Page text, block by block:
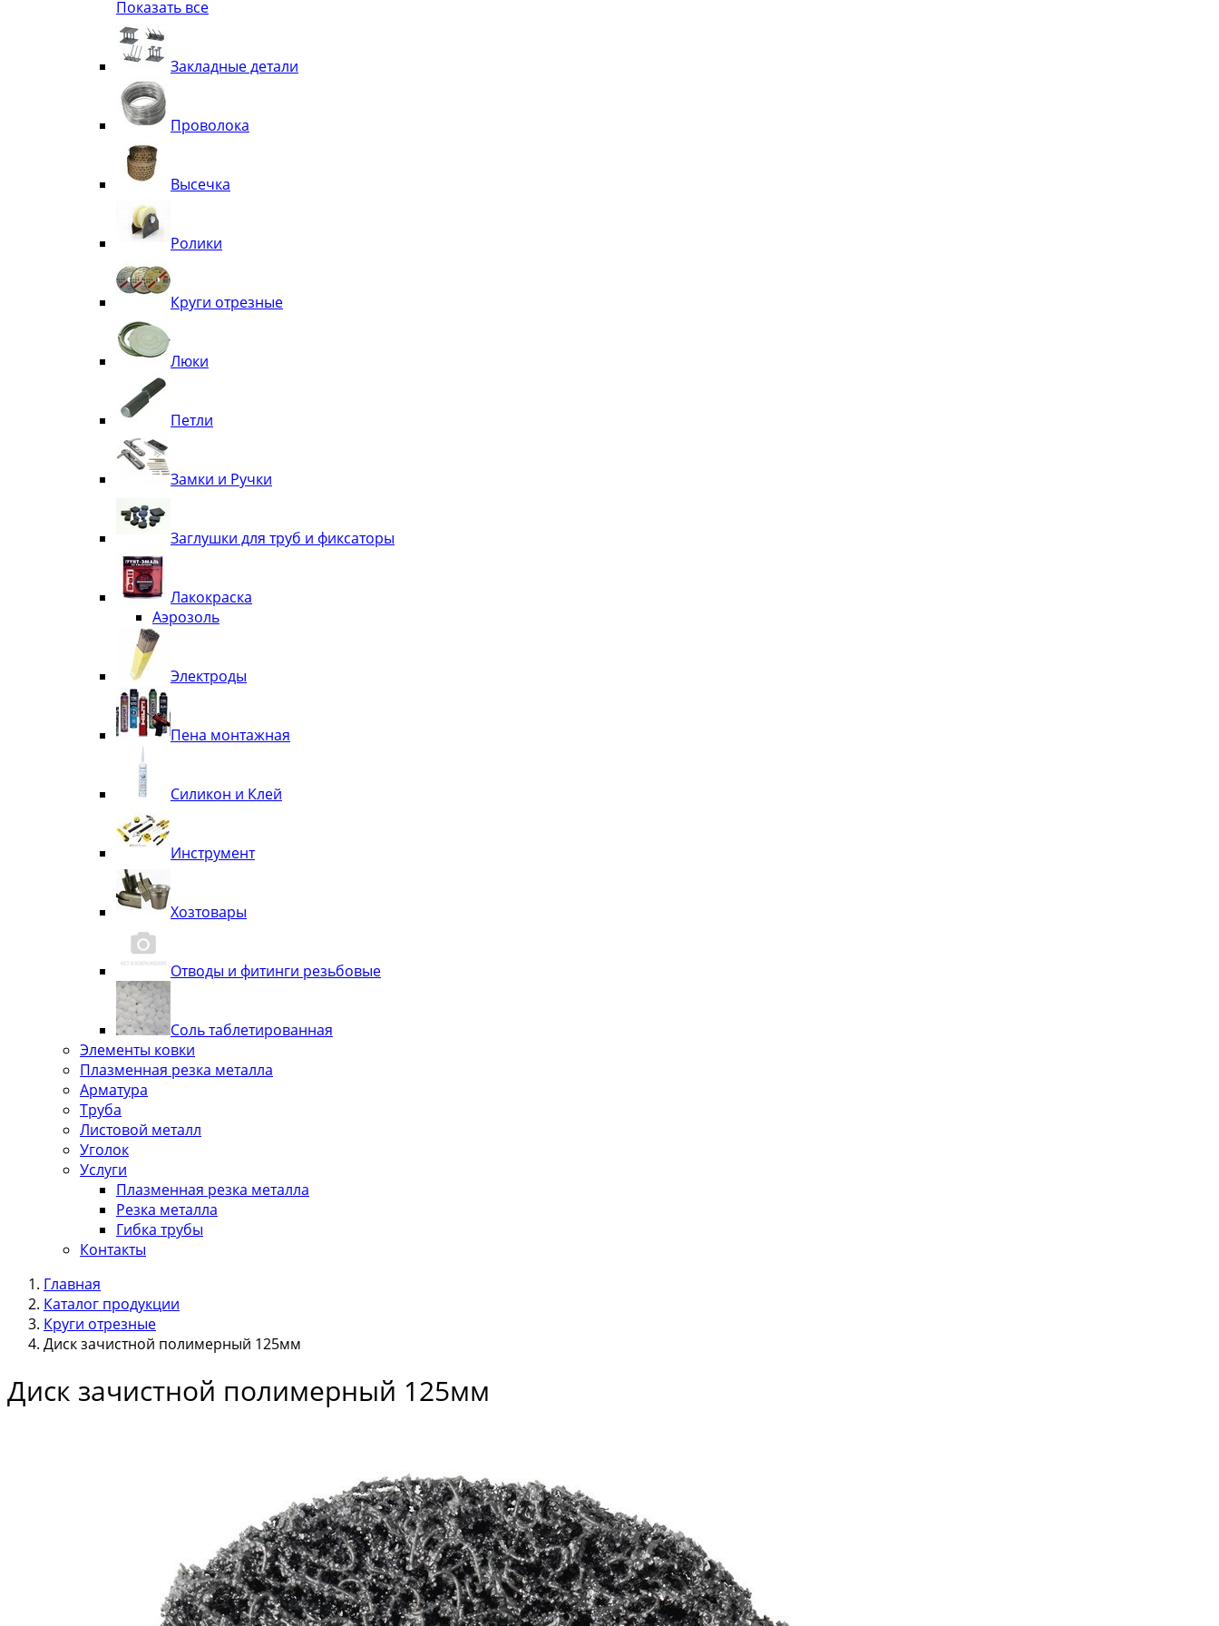
Квадрат
Труба декоративная
Элементы орнамента из квадрата, трубы
Узоры
Лавки
Показать все
Закладные детали
Проволока
Высечка
Ролики
Круги отрезные
Люки
Петли
Замки и Ручки
Заглушки для труб и фиксаторы
Лакокраска
Аэрозоль
Электроды
Пена монтажная
Силикон и Клей
Инструмент
Хозтовары
Отводы и фитинги резьбовые
Соль таблетированная
Элементы ковки
Плазменная резка металла
Арматура
Труба
Листовой металл
Уголок
Услуги
Плазменная резка металла
Резка металла
Гибка трубы
Контакты
Главная
Каталог продукции
Круги отрезные
Диск зачистной полимерный 125мм
Диск зачистной полимерный 125мм